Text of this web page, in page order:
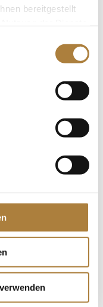
bereitgestellt
persönlicher
die deutsche
den Sieg in
sie bislang in
Fütterer-
der
Die